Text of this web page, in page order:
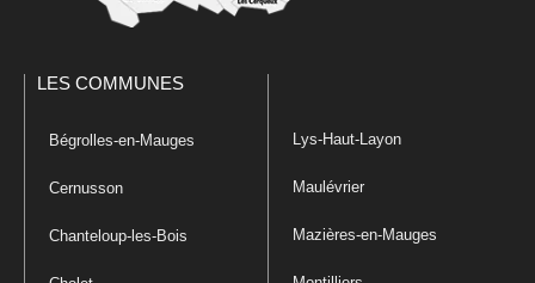
LES COMMUNES
Bégrolles-en-Mauges
Cernusson
Chanteloup-les-Bois
Lys-Haut-Layon
Maulévrier
Mazières-en-Mauges